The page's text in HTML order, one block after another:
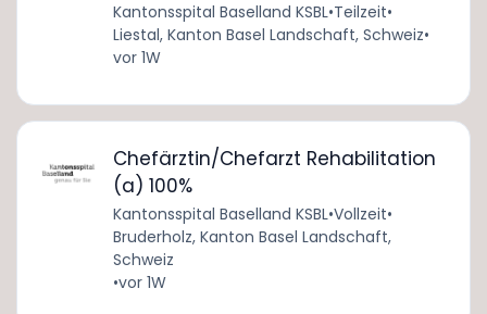
Kantonsspital Baselland KSBL•Teilzeit•
Liestal, Kanton Basel Landschaft, Schweiz•
vor 1W
Chefärztin/Chefarzt Rehabilitation
(a) 100%
Kantonsspital Baselland KSBL•Vollzeit•
Bruderholz, Kanton Basel Landschaft,
Schweiz
•vor 1W